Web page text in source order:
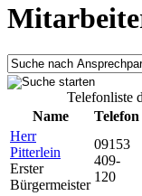
Telefonliste
Name
Telefon
Herr
Pitterlein
Erster
Bürgermeister
09153
409-
120